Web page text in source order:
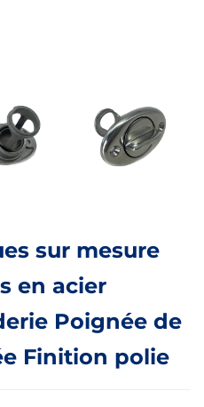
sur mesure
en acier
Poignée de
Finition polie